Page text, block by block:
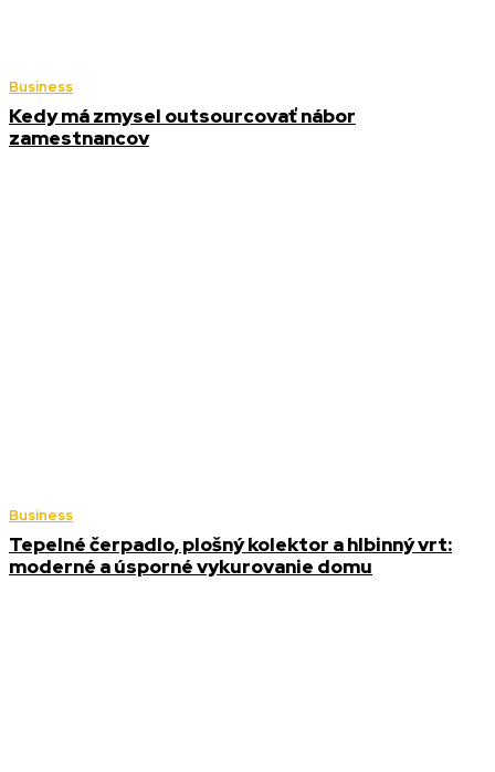
Business
Kedy má zmysel outsourcovať nábor
zamestnancov
Business
Tepelné čerpadlo, plošný kolektor a hlbinný vrt:
moderné a úsporné vykurovanie domu